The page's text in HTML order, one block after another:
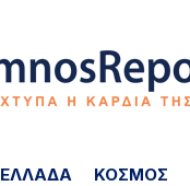
ΕΛΛΑΔΑ ΚΟΣΜΟΣ